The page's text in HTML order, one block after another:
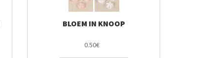
BLOEM IN KNOOP
0.50€